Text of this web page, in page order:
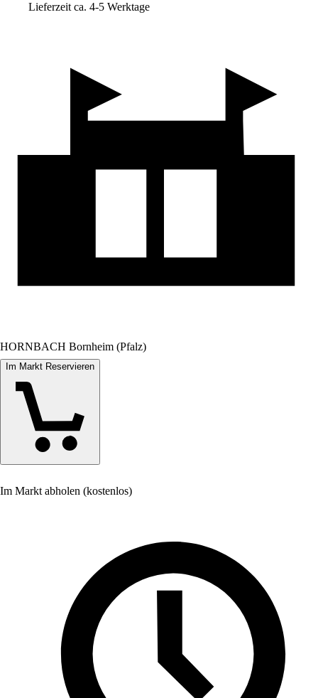
Lieferzeit ca. 4-5 Werktage
HORNBACH Bornheim (Pfalz)
Im Markt Reservieren
Im Markt abholen (kostenlos)